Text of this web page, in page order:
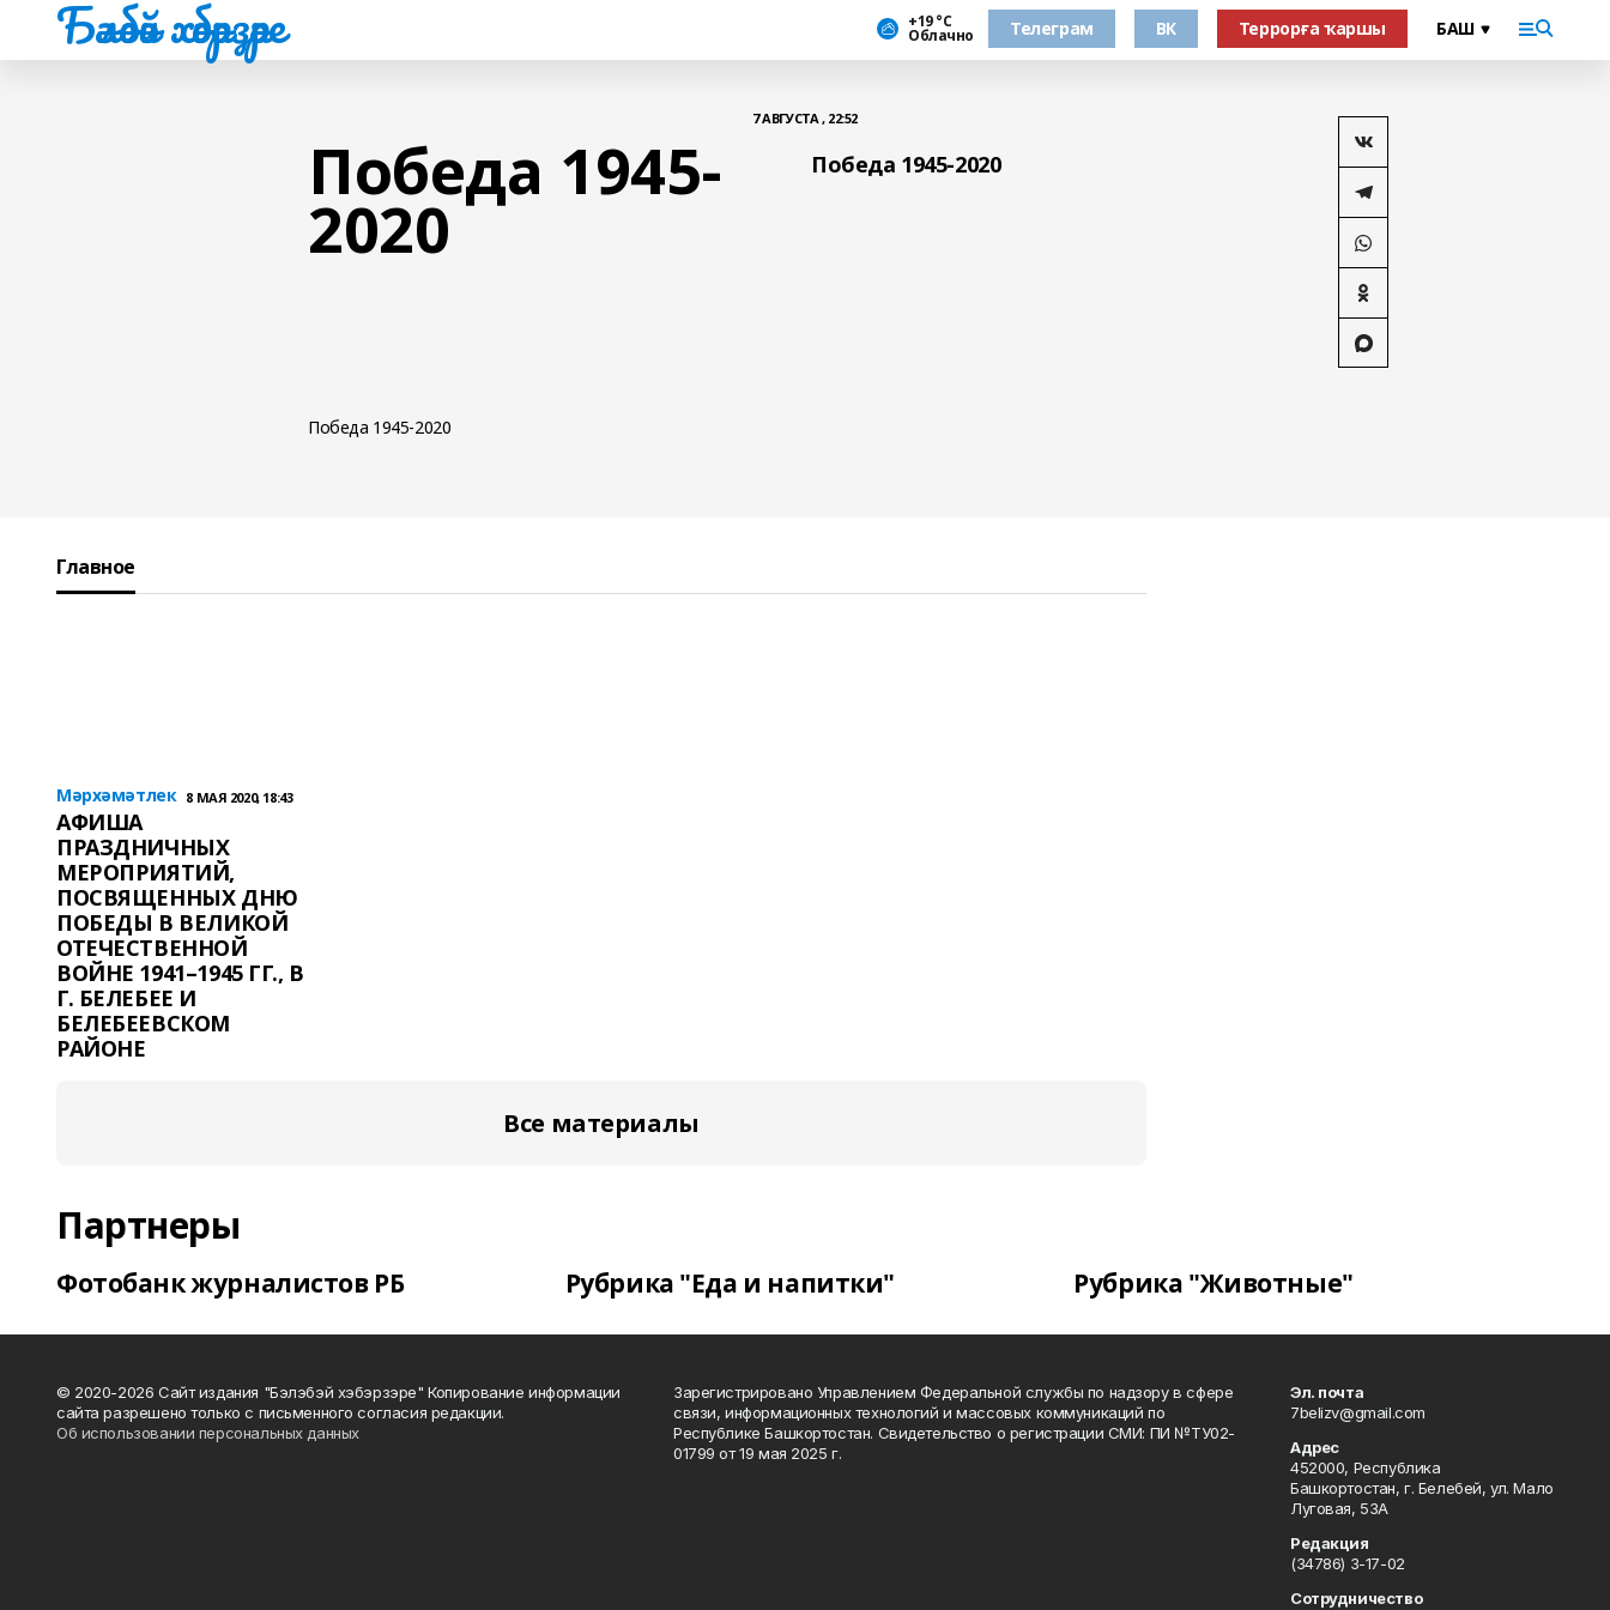
Бәләбәй хәбәрҙәре +19 °С
Облачно Телеграм ВК Террорға ҡаршы
7 АВГУСТА , 22:52
Победа 1945-
2020
Победа 1945-2020
Победа 1945-2020
Главное
Мәрхәмәтлек 8 МАЯ 2020, 18:43
АФИША
ПРАЗДНИЧНЫХ
МЕРОПРИЯТИЙ,
ПОСВЯЩЕННЫХ ДНЮ
ПОБЕДЫ В ВЕЛИКОЙ
ОТЕЧЕСТВЕННОЙ
ВОЙНЕ 1941–1945 ГГ., В
Г. БЕЛЕБЕЕ И
БЕЛЕБЕЕВСКОМ
РАЙОНЕ
Все материалы
Партнеры
Фотобанк журналистов РБ Рубрика "Еда и напитки" Рубрика "Животные"
© 2020-2026 Сайт издания "Бэлэбэй хэбэрзэре" Копирование информации
сайта разрешено только с письменного согласия редакции.
Об использовании персональных данных
Зарегистрировано Управлением Федеральной службы по надзору в сфере
связи, информационных технологий и массовых коммуникаций по
Республике Башкортостан. Свидетельство о регистрации СМИ: ПИ №ТУ02-
01799 от 19 мая 2025 г.
Эл. почта
7belizv@gmail.com
Адрес
452000, Республика
Башкортостан, г. Белебей, ул. Мало
Луговая, 53А
Редакция
(34786) 3-17-02
Сотрудничество